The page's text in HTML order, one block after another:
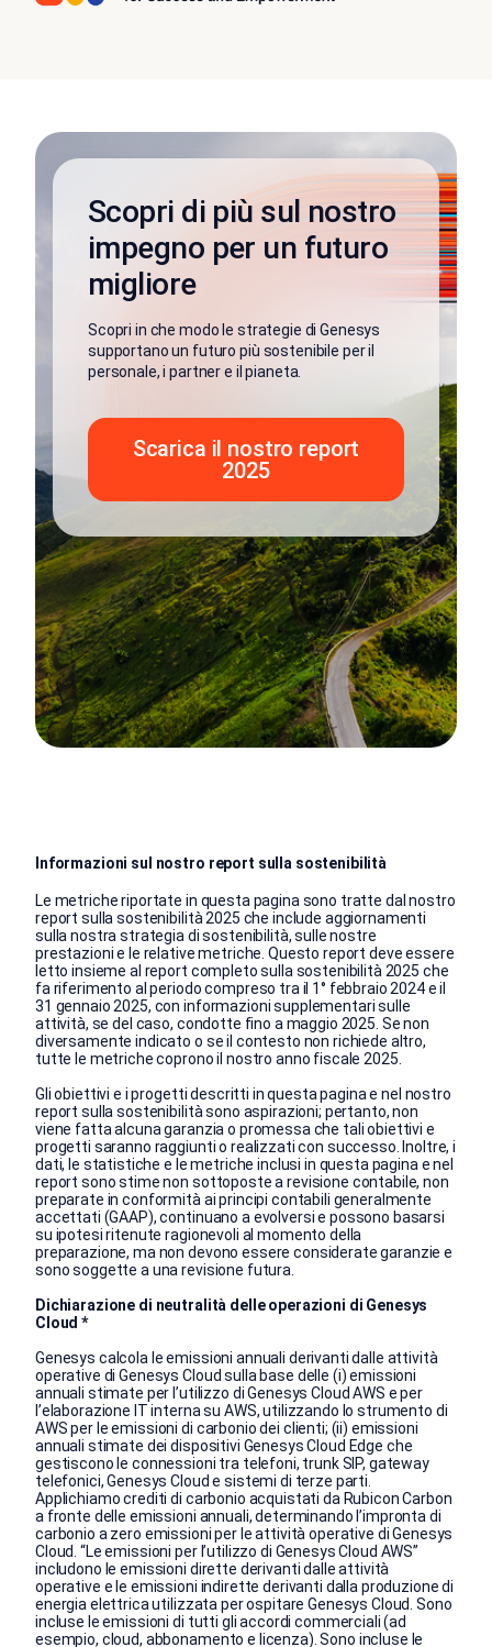
Scopri di più sul nostro
impegno per un futuro
migliore
Scopri in che modo le strategie di Genesys
supportano un futuro più sostenibile per il
personale, i partner e il pianeta.
Scarica il nostro report
2025
Informazioni sul nostro report sulla sostenibilità
Le metriche riportate in questa pagina sono tratte dal nostro
report sulla sostenibilità 2025 che include aggiornamenti
sulla nostra strategia di sostenibilità, sulle nostre
prestazioni e le relative metriche. Questo report deve essere
letto insieme al report completo sulla sostenibilità 2025 che
fa riferimento al periodo compreso tra il 1° febbraio 2024 e il
31 gennaio 2025, con informazioni supplementari sulle
attività, se del caso, condotte fino a maggio 2025. Se non
diversamente indicato o se il contesto non richiede altro,
tutte le metriche coprono il nostro anno fiscale 2025.
Gli obiettivi e i progetti descritti in questa pagina e nel nostro
report sulla sostenibilità sono aspirazioni; pertanto, non
viene fatta alcuna garanzia o promessa che tali obiettivi e
progetti saranno raggiunti o realizzati con successo. Inoltre, i
dati, le statistiche e le metriche inclusi in questa pagina e nel
report sono stime non sottoposte a revisione contabile, non
preparate in conformità ai principi contabili generalmente
accettati (GAAP), continuano a evolversi e possono basarsi
su ipotesi ritenute ragionevoli al momento della
preparazione, ma non devono essere considerate garanzie e
sono soggette a una revisione futura.
Dichiarazione di neutralità delle operazioni di Genesys
Cloud *
Genesys calcola le emissioni annuali derivanti dalle attività
operative di Genesys Cloud sulla base delle (i) emissioni
annuali stimate per l’utilizzo di Genesys Cloud AWS e per
l’elaborazione IT interna su AWS, utilizzando lo strumento di
AWS per le emissioni di carbonio dei clienti; (ii) emissioni
annuali stimate dei dispositivi Genesys Cloud Edge che
gestiscono le connessioni tra telefoni, trunk SIP, gateway
telefonici, Genesys Cloud e sistemi di terze parti.
Applichiamo crediti di carbonio acquistati da Rubicon Carbon
a fronte delle emissioni annuali, determinando l’impronta di
carbonio a zero emissioni per le attività operative di Genesys
Cloud. “Le emissioni per l’utilizzo di Genesys Cloud AWS”
includono le emissioni dirette derivanti dalle attività
operative e le emissioni indirette derivanti dalla produzione di
energia elettrica utilizzata per ospitare Genesys Cloud. Sono
incluse le emissioni di tutti gli accordi commerciali (ad
esempio, cloud, abbonamento e licenza). Sono incluse le